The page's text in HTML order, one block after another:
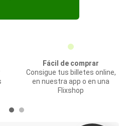
Fácil de comprar
Consigue tus billetes online,
en nuestra app o en una
Flixshop